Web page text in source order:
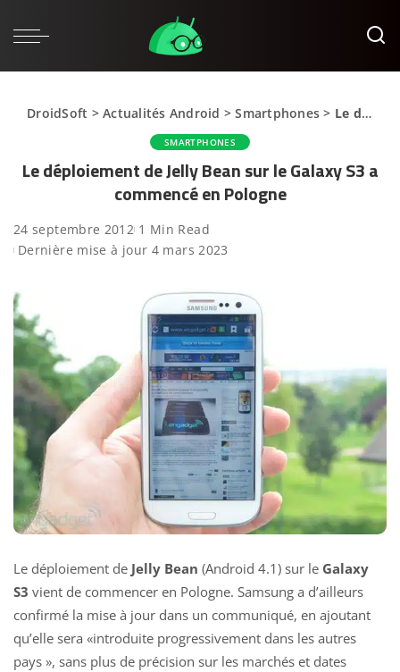
DroidSoft >Actualités Android >Smartphones > Le déploiement de Jelly Bean sur le Galaxy S3 a commencé en Pologne
SMARTPHONES
Le déploiement de Jelly Bean sur le Galaxy S3 a
commencé en Pologne
24 septembre 2012 1 Min Read
Dernière mise à jour 4 mars 2023
Le déploiement de Jelly Bean (Android 4.1) sur le Galaxy
S3 vient de commencer en Pologne. Samsung a d’ailleurs
confirmé la mise à jour dans un communiqué, en ajoutant
qu’elle sera «introduite progressivement dans les autres
pays », sans plus de précision sur les marchés et dates